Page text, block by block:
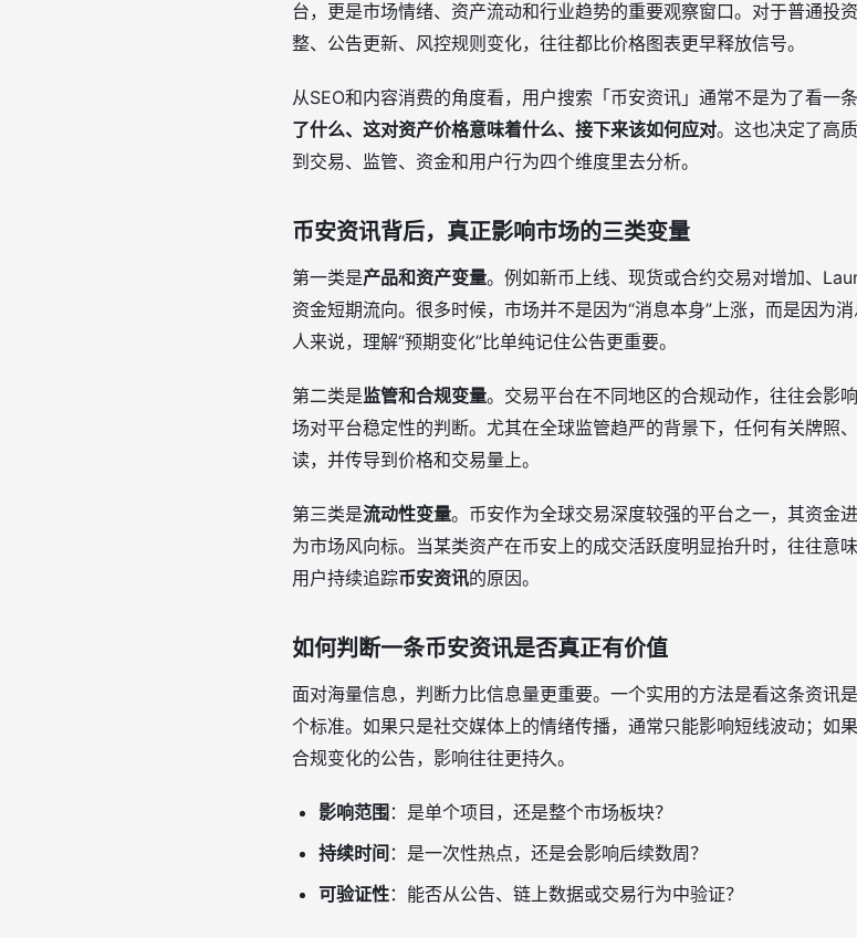
台，更是市场情绪、资产流动和行业趋势的重要观察窗口。对于普通投
整、公告更新、风控规则变化，往往都比价格图表更早释放信号。
从SEO和内容消费的角度看，用户搜索「币安资讯」通常不是为了看一
了什么、这对资产价格意味着什么、接下来该如何应对。这也决定了高
到交易、监管、资金和用户行为四个维度里去分析。
币安资讯背后，真正影响市场的三类变量
第一类是产品和资产变量。例如新币上线、现货或合约交易对增加、
资金短期流向。很多时候，市场并不是因为“消息本身”上涨，而是因为
人来说，理解“预期变化”比单纯记住公告更重要。
第二类是监管和合规变量。交易平台在不同地区的合规动作，往往会影
场对平台稳定性的判断。尤其在全球监管趋严的背景下，任何有关牌照
读，并传导到价格和交易量上。
第三类是流动性变量。币安作为全球交易深度较强的平台之一，其资金
为市场风向标。当某类资产在币安上的成交活跃度明显抬升时，往往意
用户持续追踪币安资讯的原因。
如何判断一条币安资讯是否真正有价值
面对海量信息，判断力比信息量更重要。一个实用的方法是看这条资讯
个标准。如果只是社交媒体上的情绪传播，通常只能影响短线波动；如
合规变化的公告，影响往往更持久。
影响范围 ：是单个项目，还是整个市场板块？
持续时间 ：是一次性热点，还是会影响后续数周？
可验证性：能否从公告、链上数据或交易行为中验证？